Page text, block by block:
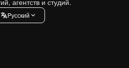
Pусский